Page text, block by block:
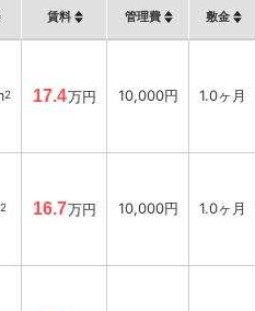
賃料 管理費 敷金
2 17.4万円 10,000円 1.0ヶ月
2 16.7万円 10,000円 1.0ヶ月